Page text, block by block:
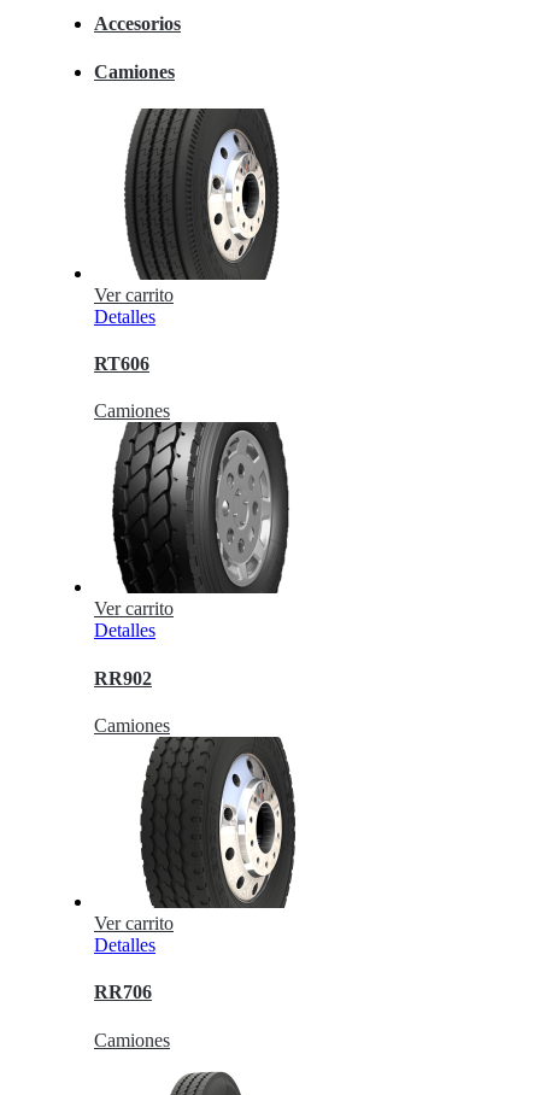
Accesorios
Camiones
Ver carrito
Detalles
RT606
Camiones
Ver carrito
Detalles
RR902
Camiones
Ver carrito
Detalles
RR706
Camiones